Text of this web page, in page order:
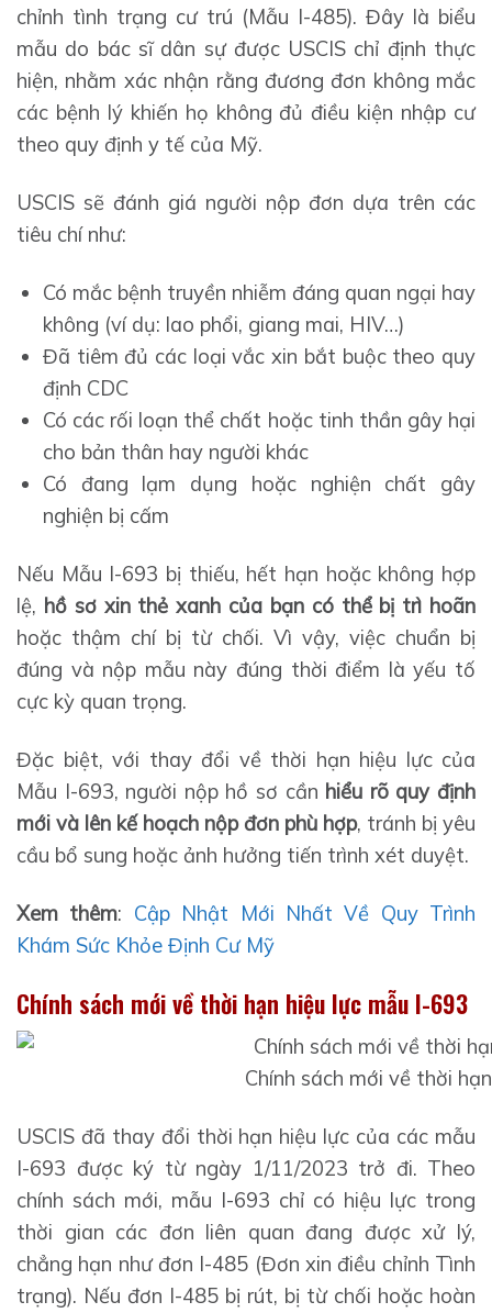
chỉnh tình trạng cư trú (Mẫu I-485). Đây là biểu
mẫu do bác sĩ dân sự được USCIS chỉ định thực
hiện, nhằm xác nhận rằng đương đơn không mắc
các bệnh lý khiến họ không đủ điều kiện nhập cư
theo quy định y tế của Mỹ.
USCIS sẽ đánh giá người nộp đơn dựa trên các
tiêu chí như:
Có mắc bệnh truyền nhiễm đáng quan ngại hay
không (ví dụ: lao phổi, giang mai, HIV…)
Đã tiêm đủ các loại vắc xin bắt buộc theo quy
định CDC
Có các rối loạn thể chất hoặc tinh thần gây hại
cho bản thân hay người khác
Có đang lạm dụng hoặc nghiện chất gây
nghiện bị cấm
Nếu Mẫu I-693 bị thiếu, hết hạn hoặc không hợp
lệ, hồ sơ xin thẻ xanh của bạn có thể bị trì hoãn
hoặc thậm chí bị từ chối. Vì vậy, việc chuẩn bị
đúng và nộp mẫu này đúng thời điểm là yếu tố
cực kỳ quan trọng.
Đặc biệt, với thay đổi về thời hạn hiệu lực của
Mẫu I-693, người nộp hồ sơ cần hiểu rõ quy định
mới và lên kế hoạch nộp đơn phù hợp, tránh bị yêu
cầu bổ sung hoặc ảnh hưởng tiến trình xét duyệt.
Xem thêm: Cập Nhật Mới Nhất Về Quy Trình
Khám Sức Khỏe Định Cư Mỹ
Chính sách mới về thời hạn hiệu lực mẫu I-693
Chính sách mới về thời
USCIS đã thay đổi thời hạn hiệu lực của các mẫu
I-693 được ký từ ngày 1/11/2023 trở đi. Theo
chính sách mới, mẫu I-693 chỉ có hiệu lực trong
thời gian các đơn liên quan đang được xử lý,
chẳng hạn như đơn I-485 (Đơn xin điều chỉnh Tình
trạng). Nếu đơn I-485 bị rút, bị từ chối hoặc hoàn